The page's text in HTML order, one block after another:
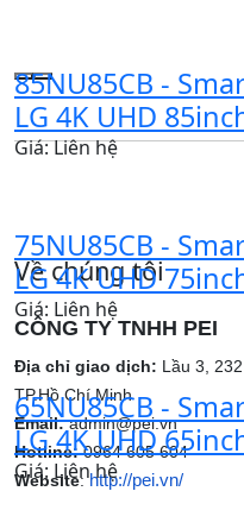
85NU85CB -
LG 4K UHD
Giá: Liên hệ
75NU85CB -
LG 4K UHD
Giá: Liên hệ
65NU85CB -
LG 4K UHD
Giá: Liên hệ
Về chúng tôi
CÔNG TY TNHH PEI
Địa chỉ giao dịch: Lầu 3,
TP.Hồ Chí Minh
Email:admin@pei.vn
Hotline:0964 605 604
Website:http://pei.vn/